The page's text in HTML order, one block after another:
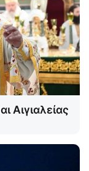
Αιγιαλείας